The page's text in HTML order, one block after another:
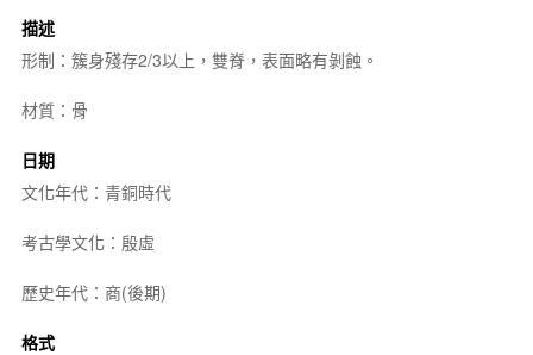
描述
形制：簇身殘存2/3以上，雙脊，表面略有剝蝕。
材質：骨
日期
文化年代：青銅時代
考古學文化：殷虛
歷史年代：商(後期)
格式